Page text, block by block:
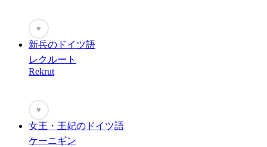
♥
新兵のドイツ語
レクルート
Rekrut
♥
女王・王妃のドイツ語
ケーニギン